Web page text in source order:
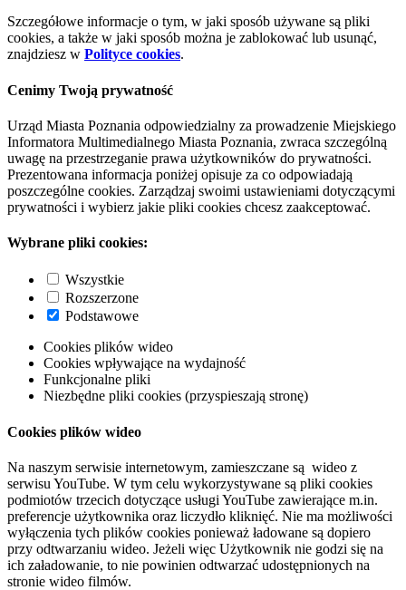
Szczegółowe informacje o tym, w jaki sposób używane są pliki
cookies, a także w jaki sposób można je zablokować lub usunąć,
znajdziesz w Polityce cookies.
Cenimy Twoją prywatność
Urząd Miasta Poznania odpowiedzialny za prowadzenie Miejskiego
Informatora Multimedialnego Miasta Poznania, zwraca szczególną
uwagę na przestrzeganie prawa użytkowników do prywatności.
Prezentowana informacja poniżej opisuje za co odpowiadają
poszczególne cookies. Zarządzaj swoimi ustawieniami dotyczącymi
prywatności i wybierz jakie pliki cookies chcesz zaakceptować.
Wybrane pliki cookies:
Wszystkie
Rozszerzone
Podstawowe
Cookies plików wideo
Cookies wpływające na wydajność
Funkcjonalne pliki
Niezbędne pliki cookies (przyspieszają stronę)
Cookies plików wideo
Na naszym serwisie internetowym, zamieszczane są wideo z
serwisu YouTube. W tym celu wykorzystywane są pliki cookies
podmiotów trzecich dotyczące usługi YouTube zawierające m.in.
preferencje użytkownika oraz liczydło kliknięć. Nie ma możliwości
wyłączenia tych plików cookies ponieważ ładowane są dopiero
przy odtwarzaniu wideo. Jeżeli więc Użytkownik nie godzi się na
ich załadowanie, to nie powinien odtwarzać udostępnionych na
stronie wideo filmów.